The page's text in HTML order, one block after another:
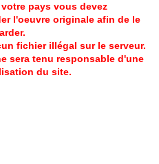
pays vous devez
l'oeuvre originale afin de le
fichier illégal sur le serveur.
sera tenu responsable d'une
du site.